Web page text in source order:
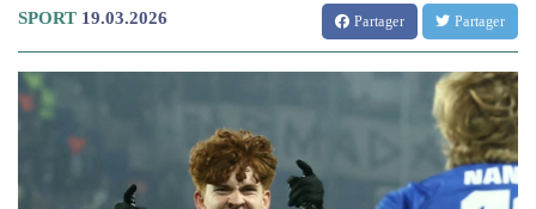
SPORT 19.03.2026 Partager Partager